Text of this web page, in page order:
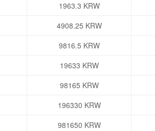
1963.3 KRW
4908.25 KRW
9816.5 KRW
19633 KRW
98165 KRW
196330 KRW
981650 KRW